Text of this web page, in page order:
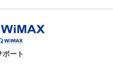
ポート